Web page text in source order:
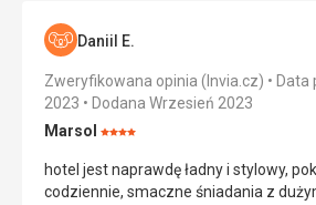
Usługi
Cena
Plaża
świetny
Daniil E.
Zweryfikowana opinia (Invia.cz)
Data
2023
Dodana Wrzesień 2023
Marsol Ocena:
hotel jest naprawdę ładny i stylowy,
codziennie, smaczne śniadania z